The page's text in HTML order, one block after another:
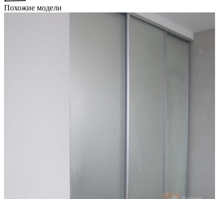
Похожие модели